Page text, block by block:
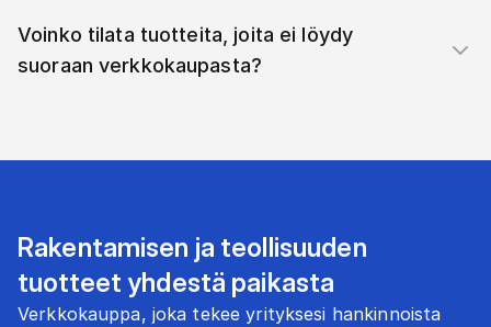
Voinko tilata tuotteita, joita ei löydy
suoraan verkkokaupasta?
Rakentamisen ja teollisuuden
tuotteet yhdestä paikasta
Verkkokauppa, joka tekee yrityksesi hankinnoista